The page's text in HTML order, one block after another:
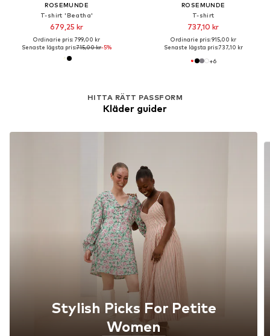
ROSEMUNDE
T-shirt 'Beatha'
679,25 kr
Ordinarie pris: 799,00 kr
Senaste lägsta pris:715,00 kr-5%
ROSEMUNDE
T-shirt
737,10 kr
Ordinarie pris: 915,00 kr
Senaste lägsta pris:737,10 kr
+6
HITTA RÄTT PASSFORM
Kläder guider
Stylish Picks For Petite
Women